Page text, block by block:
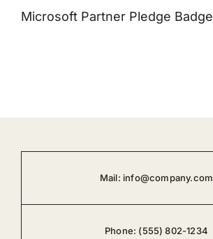
Microsoft Partner Pledge Badge
Mail: info@company.com
Phone: (555) 802-1234